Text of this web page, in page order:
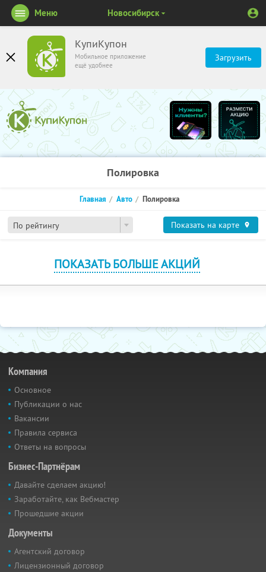
КупиКупон
Мобильное приложение
ещё удобнее
Загрузить
Меню Новосибирск
Полировка
По рейтингу
Главная Авто Полировка
Показать на карте
ПОКАЗАТЬ БОЛЬШЕ АКЦИЙ
Компания
Основное
Публикации о нас
Вакансии
Правила сервиса
Ответы на вопросы
Бизнес-Партнёрам
Давайте сделаем акцию!
Заработайте, как Вебмастер
Прошедшие акции
Документы
Агентский договор
Лицензионный договор